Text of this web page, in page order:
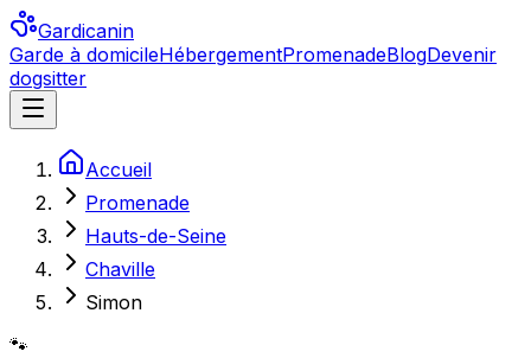
Gardicanin
Garde à domicileHébergementPromenadeBlogDevenir
dogsitter
Accueil
Promenade
Hauts-de-Seine
Chaville
Simon
🐾